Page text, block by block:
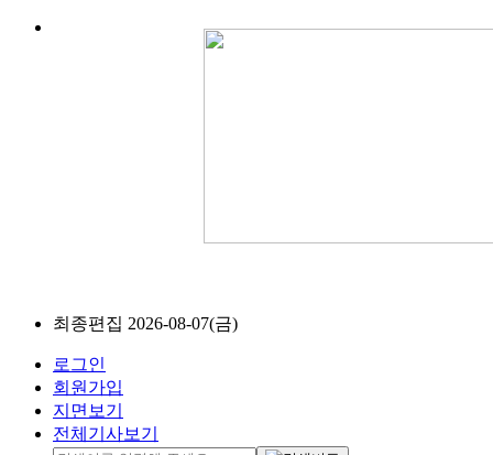
최종편집 2026-08-07(금)
로그인
회원가입
지면보기
전체기사보기